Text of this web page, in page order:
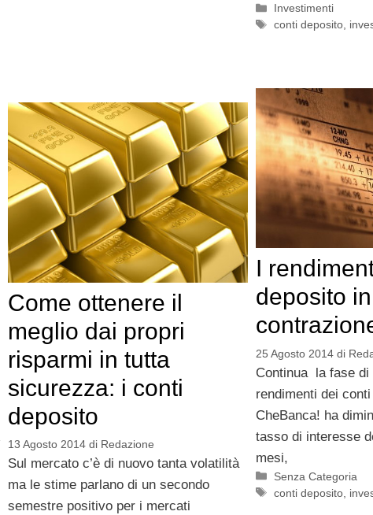
Categorie
Investimenti
Tag
conti deposito,
I
deposito
25 Agosto 2014 di
Continua la fase di
rendimenti dei
CheBanca! ha
tasso di interesse
mesi,
Categorie
Senza Categoria
Tag
conti deposito
Come ottenere il
meglio dai propri
risparmi in tutta
sicurezza: i conti
deposito
13 Agosto 2014 di Redazione
Sul mercato c’è di nuovo tanta volatilità
ma le stime parlano di un secondo
semestre positivo per i mercati